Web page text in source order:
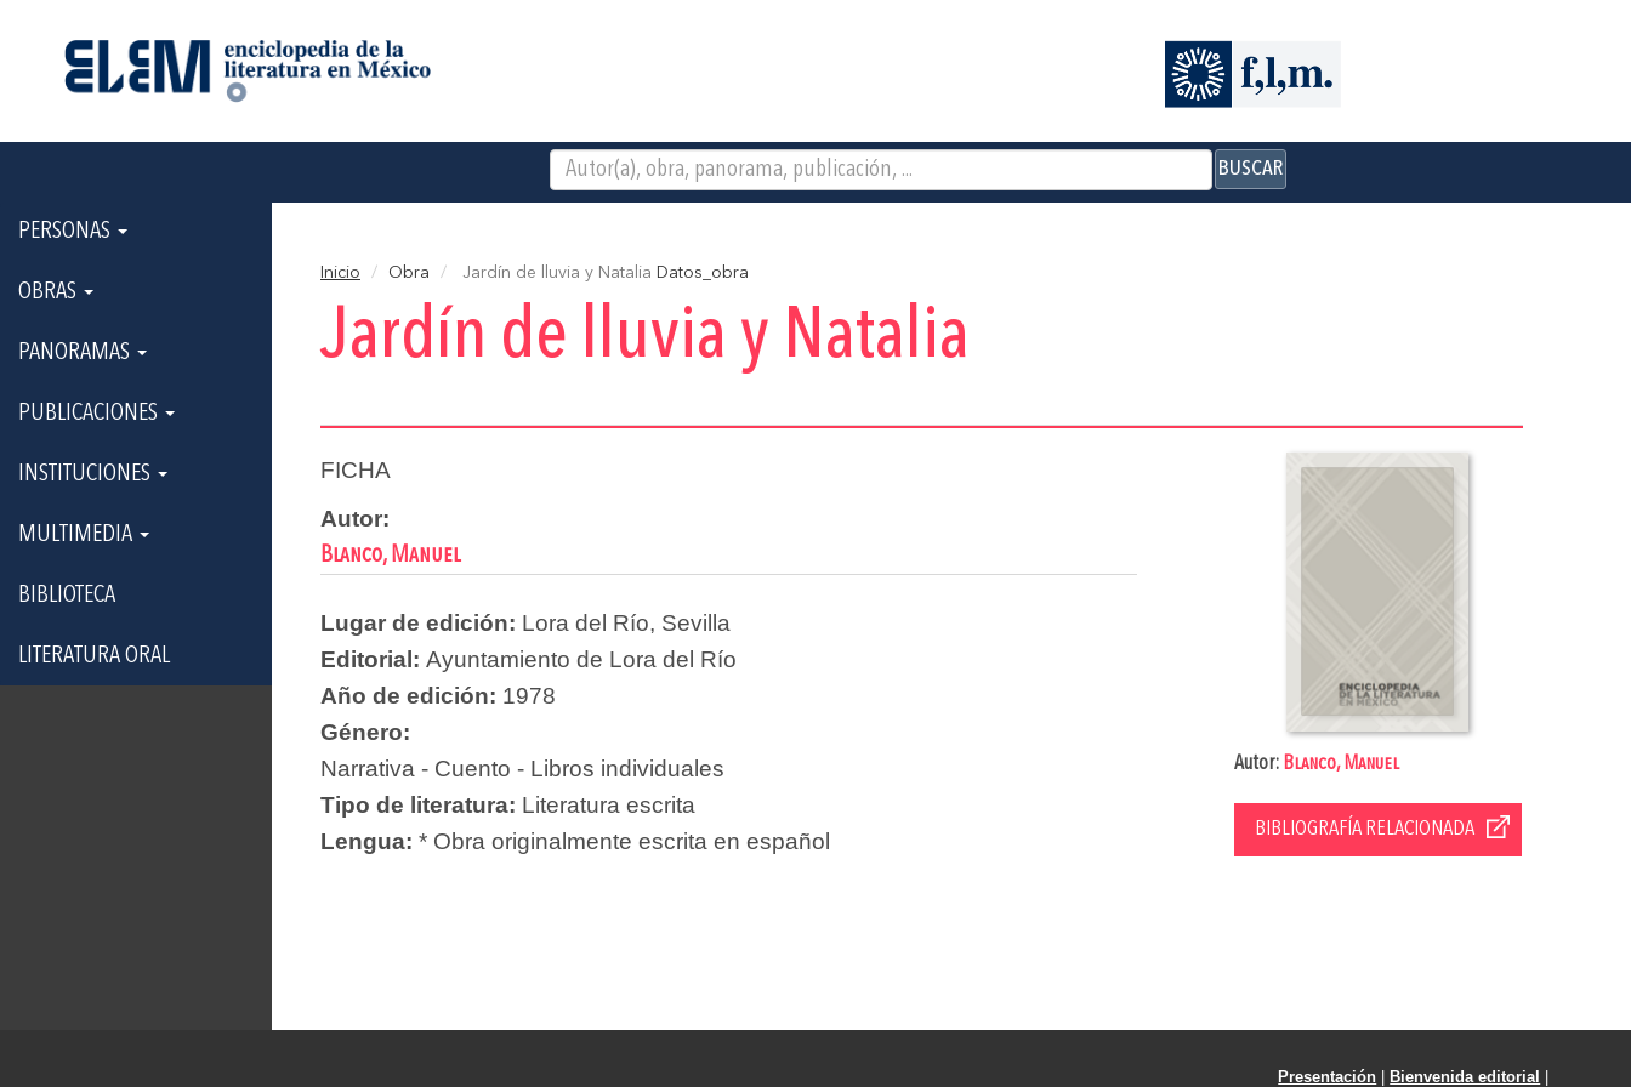
BUSCAR
PERSONAS
OBRAS
PANORAMAS
PUBLICACIONES
INSTITUCIONES
MULTIMEDIA
BIBLIOTECA
LITERATURA ORAL
Inicio Obra Jardín de lluvia y Natalia Datos_obra
Jardín de lluvia y Natalia
Autor: Blanco, Manuel
BIBLIOGRAFÍA RELACIONADA
FICHA
Autor:
Blanco, Manuel
Lugar de edición: Lora del Río, Sevilla
Editorial: Ayuntamiento de Lora del Río
Año de edición: 1978
Género:
Narrativa - Cuento - Libros individuales
Tipo de literatura: Literatura escrita
Lengua: * Obra originalmente escrita en español
Presentación |Bienvenida editorial |